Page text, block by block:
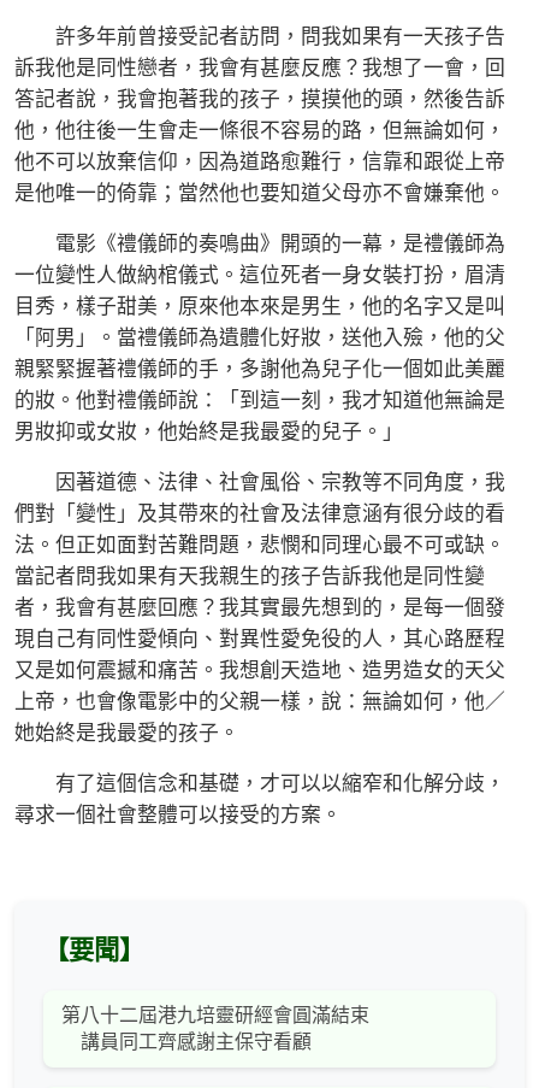
許多年前曾接受記者訪問，問我如果有一天孩子告
訴我他是同性戀者，我會有甚麼反應？我想了一會，回
答記者說，我會抱著我的孩子，摸摸他的頭，然後告訴
他，他往後一生會走一條很不容易的路，但無論如何，
他不可以放棄信仰，因為道路愈難行，信靠和跟從上帝
是他唯一的倚靠；當然他也要知道父母亦不會嫌棄他。
電影《禮儀師的奏鳴曲》開頭的一幕，是禮儀師為
一位變性人做納棺儀式。這位死者一身女裝打扮，眉清
目秀，樣子甜美，原來他本來是男生，他的名字又是叫
「阿男」。當禮儀師為遺體化好妝，送他入殮，他的父
親緊緊握著禮儀師的手，多謝他為兒子化一個如此美麗
的妝。他對禮儀師說：「到這一刻，我才知道他無論是
男妝抑或女妝，他始終是我最愛的兒子。」
因著道德、法律、社會風俗、宗教等不同角度，我
們對「變性」及其帶來的社會及法律意涵有很分歧的看
法。但正如面對苦難問題，悲憫和同理心最不可或缺。
當記者問我如果有天我親生的孩子告訴我他是同性變
者，我會有甚麼回應？我其實最先想到的，是每一個發
現自己有同性愛傾向、對異性愛免役的人，其心路歷程
又是如何震撼和痛苦。我想創天造地、造男造女的天父
上帝，也會像電影中的父親一樣，說：無論如何，他／
她始終是我最愛的孩子。
有了這個信念和基礎，才可以以縮窄和化解分歧，
尋求一個社會整體可以接受的方案。
【要聞】
第八十二屆港九培靈研經會圓滿結束
講員同工齊感謝主保守看顧